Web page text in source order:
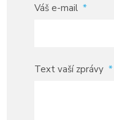
Váš e-mail *
Text vaší zprávy *